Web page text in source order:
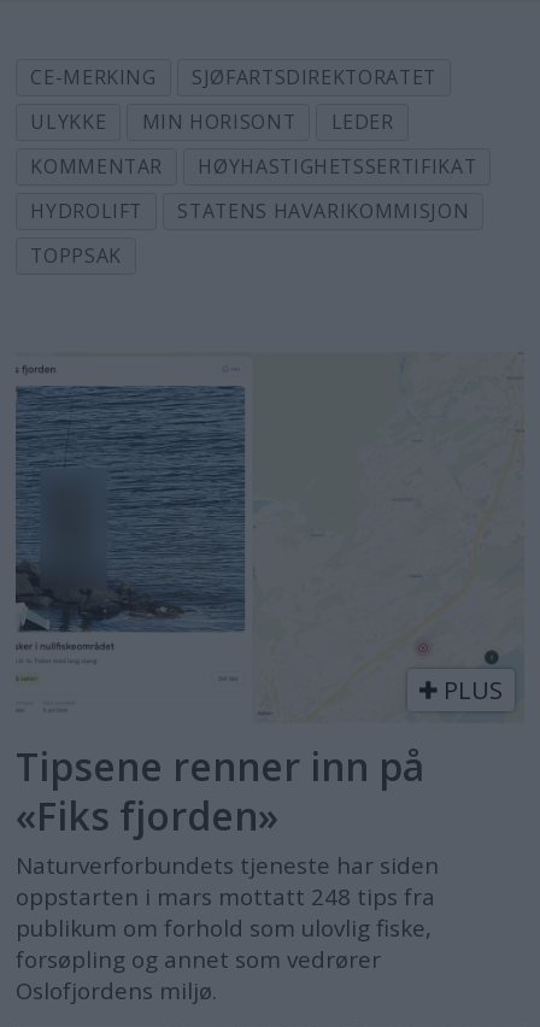
CE-MERKING
SJØFARTSDIREKTORATET
ULYKKE
MIN HORISONT
LEDER
KOMMENTAR
HØYHASTIGHETSSERTIFIKAT
HYDROLIFT
STATENS HAVARIKOMMISJON
TOPPSAK
PLUS
Tipsene renner inn på
«Fiks fjorden»
Naturverforbundets tjeneste har siden
oppstarten i mars mottatt 248 tips fra
publikum om forhold som ulovlig fiske,
forsøpling og annet som vedrører
Oslofjordens miljø.